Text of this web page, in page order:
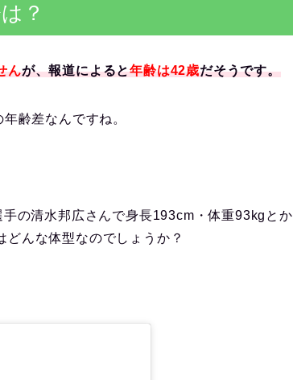
？
んが、報道によると年齢は42歳だそうです。
齢差なんですね。
の清水邦広さんで身長193cm・体重93kgとか
んな体型なのでしょうか？